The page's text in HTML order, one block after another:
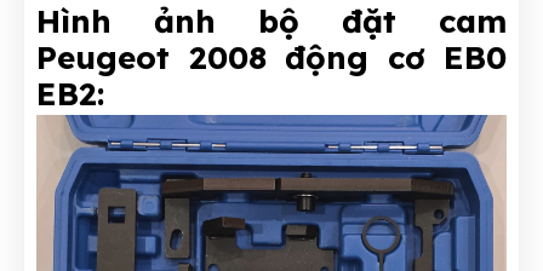
Hình ảnh bộ đặt cam
Peugeot 2008 động cơ EB0
EB2: